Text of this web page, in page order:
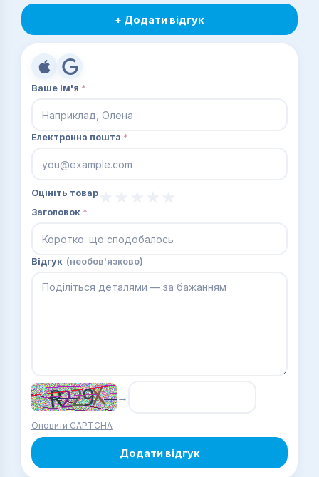
+ Додати відгук
Ваше ім'я *
Електронна пошта *
Оцініть товар
Заголовок *
Відгук (необов'язково)
→
Оновити CAPTCHA
Додати відгук